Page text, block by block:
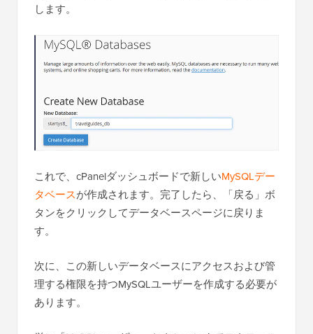
します。
これで、cPanelダッシュボードで新しいMySQLデー
タベースが作成されます。完了したら、「戻る」ボ
タンをクリックしてデータベースページに戻りま
す。
次に、この新しいデータベースにアクセスおよび管
理する権限を持つMySQLユーザーを作成する必要が
あります。